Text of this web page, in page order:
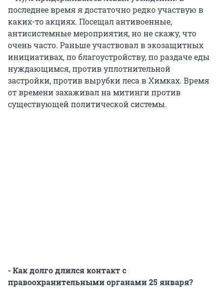
последнее время я достаточно редко участвую в
каких-то акциях. Посещал антивоенные,
антисистемные мероприятия, но не скажу, что
очень часто. Раньше участвовал в экозащитных
инициативах, по благоустройству, по раздаче еды
нуждающимся, против уплотнительной
застройки, против вырубки леса в Химках. Время
от времени захаживал на митинги против
существующей политической системы.
- Как долго длился контакт с
правоохранительными органами 25 января?